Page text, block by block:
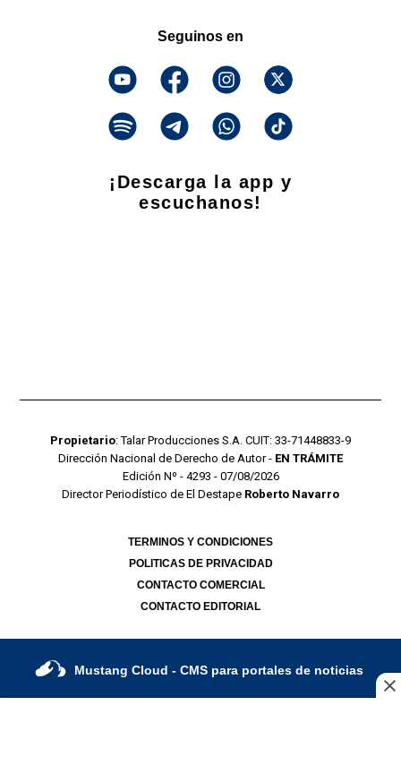
Seguinos en
¡Descarga la app y
escuchanos!
Propietario: Talar Producciones S.A. CUIT: 33-71448833-9
Dirección Nacional de Derecho de Autor - EN TRÁMITE
Edición Nº - 4293 - 07/08/2026
Director Periodístico de El Destape Roberto Navarro
TERMINOS Y CONDICIONES
POLITICAS DE PRIVACIDAD
CONTACTO COMERCIAL
CONTACTO EDITORIAL
Mustang Cloud - CMS para portales de noticias